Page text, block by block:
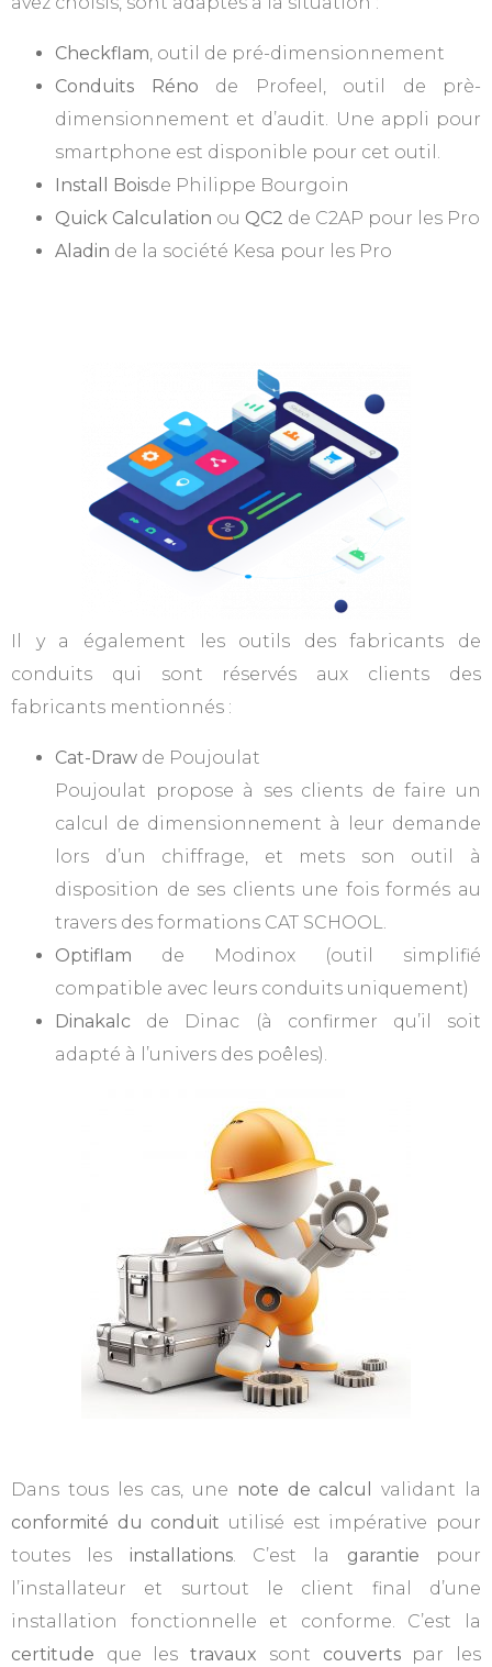
Checkflam, outil de pré-dimensionnement
Conduits Réno de Profeel, outil de prè-
dimensionnement et d’audit. Une appli pour
smartphone est disponible pour cet outil.
Install Boisde Philippe Bourgoin
Quick Calculation ou QC2 de C2AP pour les Pro
Aladin de la société Kesa pour les Pro
Il y a également les outils des fabricants de
conduits qui sont réservés aux clients des
fabricants mentionnés :
Cat-Draw de Poujoulat
Poujoulat propose à ses clients de faire un
calcul de dimensionnement à leur demande
lors d’un chiffrage, et mets son outil à
disposition de ses clients une fois formés au
travers des formations CAT SCHOOL.
Optiflam de Modinox (outil simplifié
compatible avec leurs conduits uniquement)
Dinakalc de Dinac (à confirmer qu’il soit
adapté à l’univers des poêles).
Dans tous les cas, une note de calcul
validant la
conformité du conduit utilisé est impérative pour
toutes les installations. C’est la garantie pour
l’installateur et surtout le client final d’une
installation fonctionnelle et conforme. C’est la
certitude que lestravaux sont couvertspar les